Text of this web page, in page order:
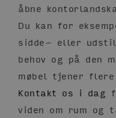
åbne
Du kan for
sidde- eller
behov og på den
møbel tjener
Kontakt os i dag
viden om rum og